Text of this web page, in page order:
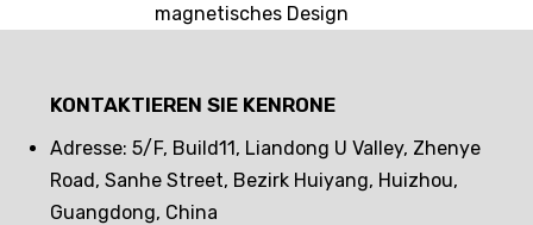
magnetisches Design
KONTAKTIEREN SIE KENRONE
Adresse: 5/F, Build11, Liandong U Valley, Zhenye
Road, Sanhe Street, Bezirk Huiyang, Huizhou,
Guangdong, China